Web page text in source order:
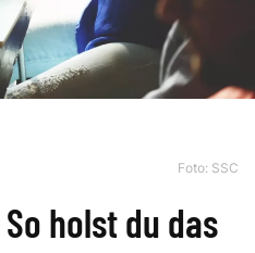
Foto: SSC
holst du das